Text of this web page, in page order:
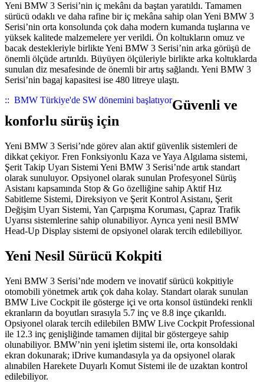
Yeni BMW 3 Serisi’nin iç mekânı da baştan yaratıldı. Tamamen
sürücü odaklı ve daha rafine bir iç mekâna sahip olan Yeni BMW 3
Serisi’nin orta konsolunda çok daha modern kumanda tuşlarına ve
yüksek kalitede malzemelere yer verildi. Ön koltukların omuz ve
bacak destekleriyle birlikte Yeni BMW 3 Serisi’nin arka görüşü de
önemli ölçüde artırıldı. Büyüyen ölçüleriyle birlikte arka koltuklarda
sunulan diz mesafesinde de önemli bir artış sağlandı. Yeni BMW 3
Serisi’nin bagaj kapasitesi ise 480 litreye ulaştı.
:: BMW Türkiye'de SW dönemini başlatıyorGüvenli ve
konforlu sürüş için
Yeni BMW 3 Serisi’nde görev alan aktif güvenlik sistemleri de
dikkat çekiyor. Fren Fonksiyonlu Kaza ve Yaya Algılama sistemi,
Şerit Takip Uyarı Sistemi Yeni BMW 3 Serisi’nde artık standart
olarak sunuluyor. Opsiyonel olarak sunulan Profesyonel Sürüş
Asistanı kapsamında Stop & Go özelliğine sahip Aktif Hız
Sabitleme Sistemi, Direksiyon ve Şerit Kontrol Asistanı, Şerit
Değişim Uyarı Sistemi, Yan Çarpışma Koruması, Çapraz Trafik
Uyarısı sistemlerine sahip olunabiliyor. Ayrıca yeni nesil BMW
Head-Up Display sistemi de opsiyonel olarak tercih edilebiliyor.
Yeni Nesil Sürücü Kokpiti
Yeni BMW 3 Serisi’nde modern ve inovatif sürücü kokpitiyle
otomobili yönetmek artık çok daha kolay. Standart olarak sunulan
BMW Live Cockpit ile gösterge içi ve orta konsol üstündeki renkli
ekranların da boyutları sırasıyla 5.7 inç ve 8.8 inçe çıkarıldı.
Opsiyonel olarak tercih edilebilen BMW Live Cockpit Professional
ile 12.3 inç genişliğinde tamamen dijital bir göstergeye sahip
olunabiliyor. BMW’nin yeni işletim sistemi ile, orta konsoldaki
ekran dokunarak; iDrive kumandasıyla ya da opsiyonel olarak
alınabilen Harekete Duyarlı Komut Sistemi ile de uzaktan kontrol
edilebiliyor.